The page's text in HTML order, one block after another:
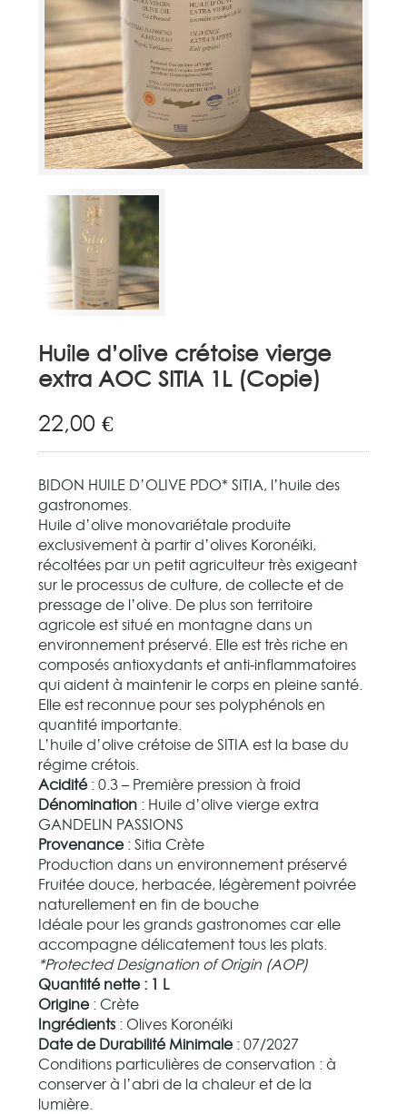
Huile d’olive crétoise vierge
extra AOC SITIA 1L (Copie)
22,00€
BIDON HUILE D’OLIVE PDO* SITIA, l’huile des
gastronomes.
Huile d’olive monovariétale produite
exclusivement à partir d’olives Koronéïki,
récoltées par un petit agriculteur très exigeant
sur le processus de culture, de collecte et de
pressage de l’olive. De plus son territoire
agricole est situé en montagne dans un
environnement préservé. Elle est très riche en
composés antioxydants et anti-inflammatoires
qui aident à maintenir le corps en pleine santé.
Elle est reconnue pour ses polyphénols en
quantité importante.
L’huile d’olive crétoise de SITIA est la base du
régime crétois.
Acidité : 0.3 – Première pression à froid
Dénomination : Huile d’olive vierge extra
GANDELIN PASSIONS
Provenance : Sitia Crète
Production dans un environnement préservé
Fruitée douce, herbacée, légèrement poivrée
naturellement en fin de bouche
Idéale pour les grands gastronomes car elle
accompagne délicatement tous les plats.
*Protected Designation of Origin (AOP)
Quantité nette : 1 L
Origine : Crète
Ingrédients : Olives Koronéïki
Date de Durabilité Minimale : 07/2027
Conditions particulières de conservation : à
conserver à l’abri de la chaleur et de la
lumière.